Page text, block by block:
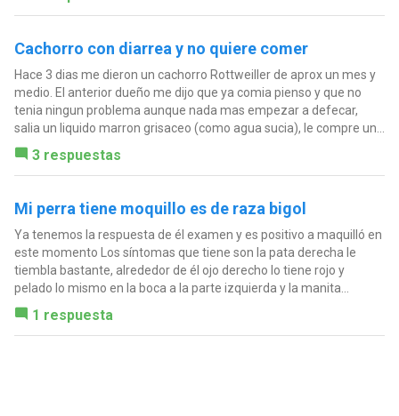
Cachorro con diarrea y no quiere comer
Hace 3 dias me dieron un cachorro Rottweiller de aprox un mes y
medio. El anterior dueño me dijo que ya comia pienso y que no
tenia ningun problema aunque nada mas empezar a defecar,
salia un liquido marron grisaceo (como agua sucia), le compre un...
3 respuestas
Mi perra tiene moquillo es de raza bigol
Ya tenemos la respuesta de él examen y es positivo a maquilló en
este momento Los síntomas que tiene son la pata derecha le
tiembla bastante, alrededor de él ojo derecho lo tiene rojo y
pelado lo mismo en la boca a la parte izquierda y la manita...
1 respuesta